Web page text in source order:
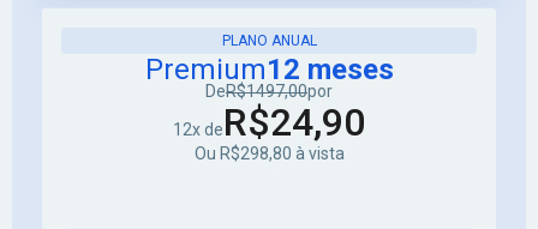
PLANO ANUAL
Premium12 meses
DeR$1497,00por
12x deR$24,90
Ou R$298,80 à vista